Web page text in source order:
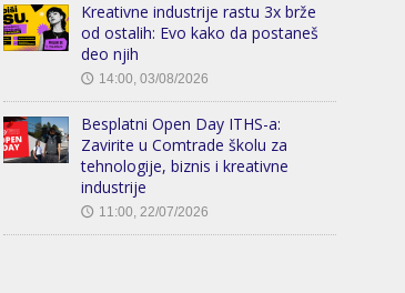
Kreativne industrije rastu 3x brže
od ostalih: Evo kako da postaneš
deo njih
🕔 14:00, 03/08/2026
Besplatni Open Day ITHS-a:
Zavirite u Comtrade školu za
tehnologije, biznis i kreativne
industrije
🕔 11:00, 22/07/2026